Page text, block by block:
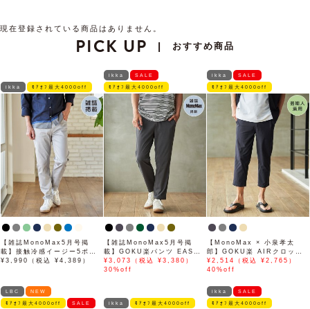
現在登録されている商品はありません。
PICK UP | おすすめ商品
ikka ﾓｱｵﾌ最大4000off
【雑誌MonoMax5月号掲
載】接触冷感イージー5ポケ
ット
¥3,990（税込 ¥4,389）
ikka SALE
ﾓｱｵﾌ最大4000off
【雑誌MonoMax5月号掲
載】GOKU楽パンツ EASY
STRETCH 冷感アンクル
【接触冷感】「小泉孝太郎さ
¥3,073（税込 ¥3,380）
30%off
ikka SALE
ﾓｱｵﾌ最大4000off
【MonoMax × 小泉孝太
郎】GOKU楽 AIRクロップ
ドパンツ「小泉孝太郎さん着
用モデル」
¥2,514（税込 ¥2,765）
40%off
LBC NEW
ﾓｱｵﾌ最大4000off SALE ikka ﾓｱｵﾌ最大4000off
ikka SALE
ﾓｱｵﾌ最大4000off